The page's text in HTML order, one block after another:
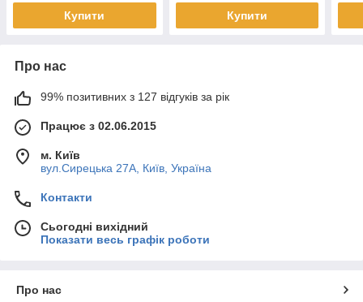
Купити Купити
Про нас
99% позитивних з 127 відгуків за рік
Працює з 02.06.2015
м. Київ
вул.Сирецька 27А, Київ, Україна
Контакти
Сьогодні вихідний
Показати весь графік роботи
Про нас